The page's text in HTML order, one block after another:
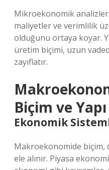
Mikroekonomik analizler,
maliyetler ve verimlilik
olduğunu ortaya koyar.
üretim biçimi, uzun
zayıflatır.
Biçim ve Yapı
Ekonomik
Makroekonomide biçim,
ele alınır. Piyasa